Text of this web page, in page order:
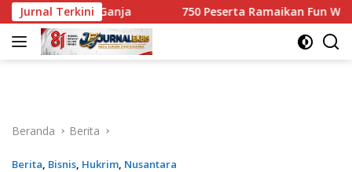
Langsung
ke
konten
Jurnal Terkini
Kg Ganja 750 Peserta Ramaikan Fun Walk RINJANI
Beranda Berita
Berita, Bisnis, Hukrim, Nusantara